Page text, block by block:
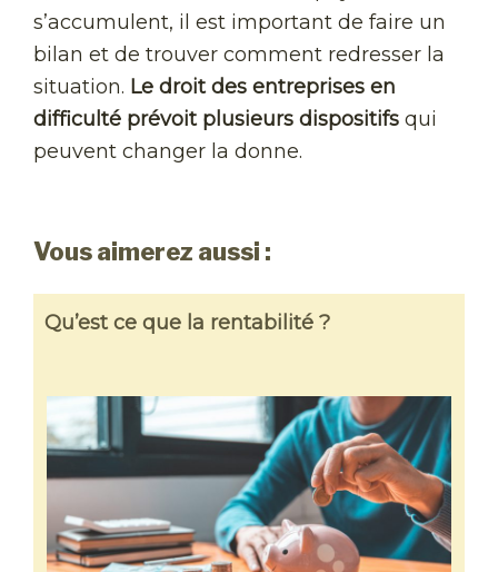
s’accumulent, il est important de faire un
bilan et de trouver comment redresser la
situation. Le droit des entreprises en
difficulté prévoit plusieurs dispositifs qui
peuvent changer la donne.
Vous aimerez aussi :
Qu’est ce que la rentabilité ?